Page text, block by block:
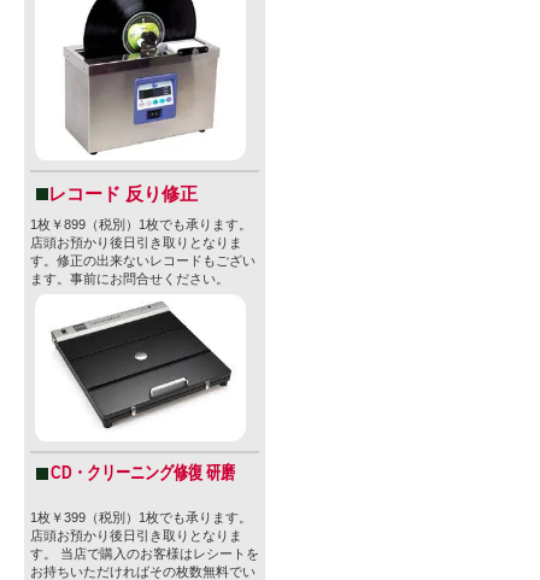
レコード 反り修正
1枚￥899（税別）1枚でも承ります。
店頭お預かり後日引き取りとなりま
す。修正の出来ないレコードもござい
ます。事前にお問合せください。
CD・クリーニング修復 研磨
1枚￥399（税別）1枚でも承ります。
店頭お預かり後日引き取りとなりま
す。 当店で購入のお客様はレシートを
お持ちいただければその枚数無料でい